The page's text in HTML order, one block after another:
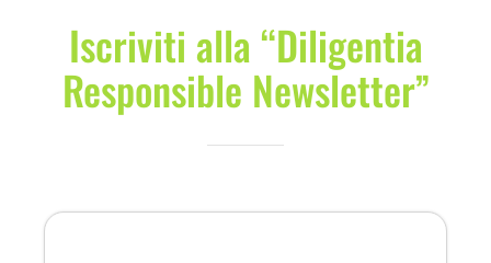
Iscriviti alla “Diligentia
Responsible Newsletter”